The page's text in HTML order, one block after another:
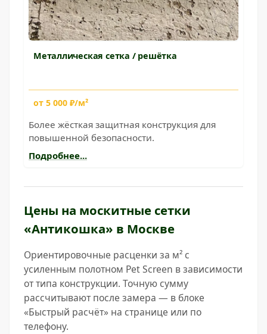
Металлическая сетка / решётка
от 5 000 ₽/м²
Более жёсткая защитная конструкция для
повышенной безопасности.
Подробнее...
Цены на москитные сетки
«Антикошка» в Москве
Ориентировочные расценки за м² с
усиленным полотном Pet Screen в зависимости
от типа конструкции. Точную сумму
рассчитывают после замера — в блоке
«Быстрый расчёт» на странице или по
телефону.